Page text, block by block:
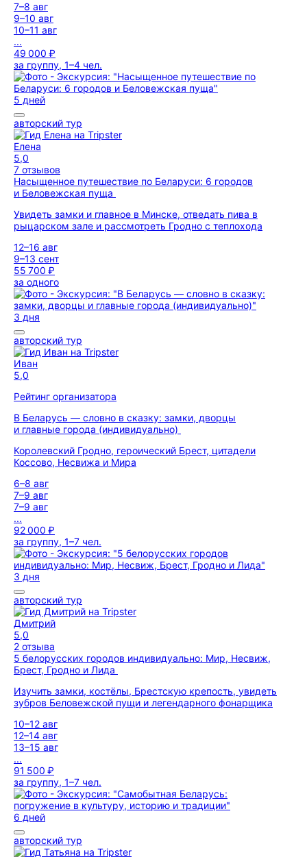
7–8 авг
9–10 авг
10–11 авг
...
49 000 ₽
за группу, 1–4 чел.
5 дней
авторский тур
Елена
5,0
7 отзывов
Насыщенное путешествие по Беларуси: 6 городов
и Беловежская пуща
Увидеть замки и главное в Минске, отведать пива в
рыцарском зале и рассмотреть Гродно с теплохода
12–16 авг
9–13 сент
55 700 ₽
за одного
3 дня
авторский тур
Иван
5,0
Рейтинг организатора
В Беларусь — словно в сказку: замки, дворцы
и главные города (индивидуально)
Королевский Гродно, героический Брест, цитадели
Коссово, Несвижа и Мира
6–8 авг
7–9 авг
7–9 авг
...
92 000 ₽
за группу, 1–7 чел.
3 дня
авторский тур
Дмитрий
5,0
2 отзыва
5 белорусских городов индивидуально: Мир, Несвиж,
Брест, Гродно и Лида
Изучить замки, костёлы, Брестскую крепость, увидеть
зубров Беловежской пущи и легендарного фонарщика
10–12 авг
12–14 авг
13–15 авг
...
91 500 ₽
за группу, 1–7 чел.
6 дней
авторский тур